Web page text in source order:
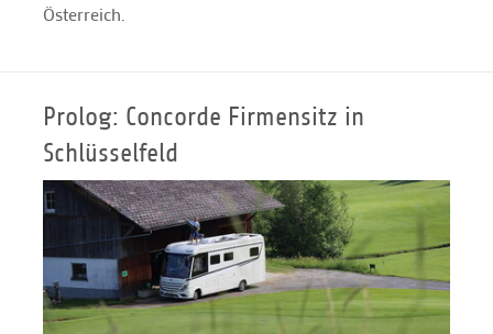
Österreich.
Prolog: Concorde Firmensitz in
Schlüsselfeld